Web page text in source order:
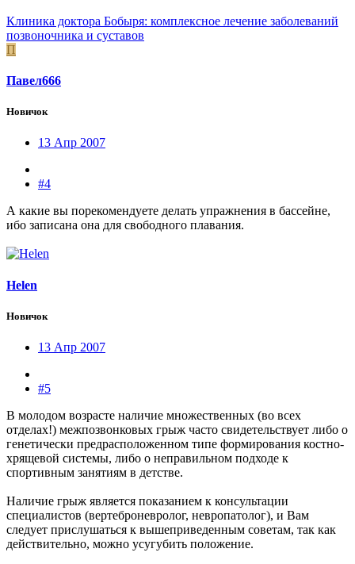
Клиника доктора Бобыря: комплексное лечение заболеваний
позвоночника и суставов
П
Павел666
Новичок
13 Апр 2007
#4
А какие вы порекомендуете делать упражнения в бассейне,
ибо записана она для свободного плавания.
Helen
Новичок
13 Апр 2007
#5
В молодом возрасте наличие множественных (во всех
отделах!) межпозвонковых грыж часто свидетельствует либо о
генетически предрасположенном типе формирования костно-
хрящевой системы, либо о неправильном подходе к
спортивным занятиям в детстве.
Наличие грыж является показанием к консультации
специалистов (вертеброневролог, невропатолог), и Вам
следует прислушаться к вышеприведенным советам, так как
действительно, можно усугубить положение.